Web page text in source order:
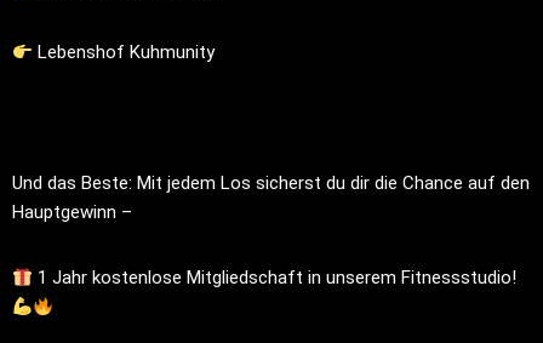
Lebenshof Kuhmunity
Und das Beste: Mit jedem Los sicherst du dir die Chance auf den
Hauptgewinn –
1 Jahr kostenlose Mitgliedschaft in unserem Fitnessstudio!